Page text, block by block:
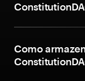
Como